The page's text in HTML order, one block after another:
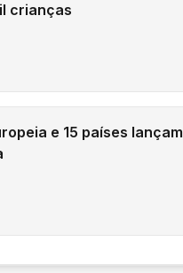
crianças
e 15 países lançam